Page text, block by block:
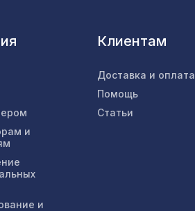
бруса 120х75мм,
Милано-790, 0,91 x 5,5 м
КВАДРО 10-20,
и
и
Клиентам
Доставка и оплата
Помощь
Статьи